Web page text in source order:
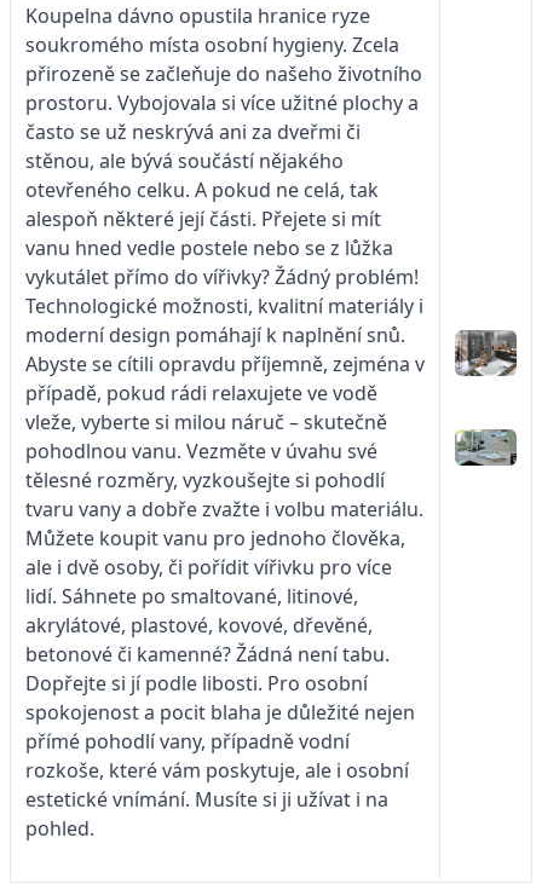
Koupelna dávno opustila hranice ryze
soukromého místa osobní hygieny. Zcela
přirozeně se začleňuje do našeho životního
prostoru. Vybojovala si více užitné plochy a
často se už neskrývá ani za dveřmi či
stěnou, ale bývá součástí nějakého
otevřeného celku. A pokud ne celá, tak
alespoň některé její části. Přejete si mít
vanu hned vedle postele nebo se z lůžka
vykutálet přímo do vířivky? Žádný problém!
Technologické možnosti, kvalitní materiály i
moderní design pomáhají k naplnění snů.
Abyste se cítili opravdu příjemně, zejména v
případě, pokud rádi relaxujete ve vodě
vleže, vyberte si milou náruč – skutečně
pohodlnou vanu. Vezměte v úvahu své
tělesné rozměry, vyzkoušejte si pohodlí
tvaru vany a dobře zvažte i volbu materiálu.
Můžete koupit vanu pro jednoho člověka,
ale i dvě osoby, či pořídit vířivku pro více
lidí. Sáhnete po smaltované, litinové,
akrylátové, plastové, kovové, dřevěné,
betonové či kamenné? Žádná není tabu.
Dopřejte si jí podle libosti. Pro osobní
spokojenost a pocit blaha je důležité nejen
přímé pohodlí vany, případně vodní
rozkoše, které vám poskytuje, ale i osobní
estetické vnímání. Musíte si ji užívat i na
pohled.